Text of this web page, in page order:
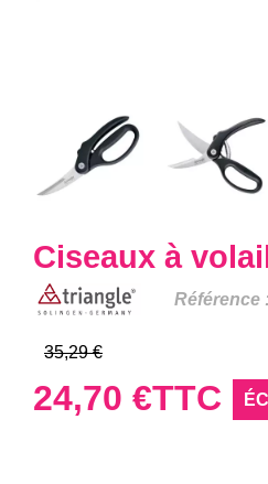
Ciseaux à
Référence
35,29 €
24,70 €TTC